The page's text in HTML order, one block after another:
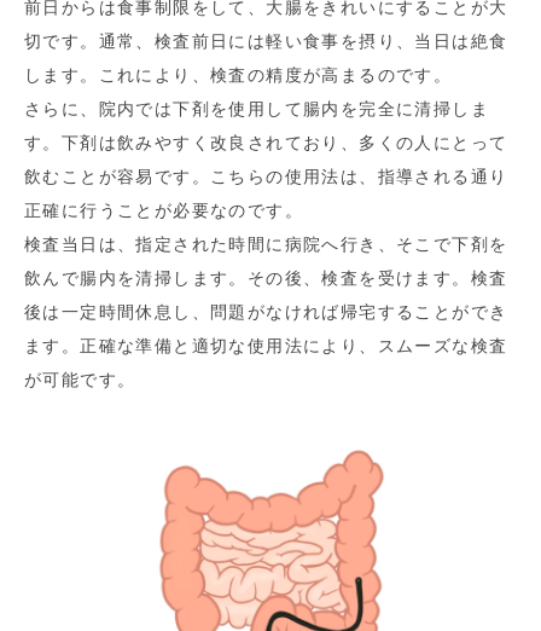
前日からは食事制限をして、大腸をきれいにすることが大
切です。通常、検査前日には軽い食事を摂り、当日は絶食
します。これにより、検査の精度が高まるのです。
さらに、院内では下剤を使用して腸内を完全に清掃しま
す。下剤は飲みやすく改良されており、多くの人にとって
飲むことが容易です。こちらの使用法は、指導される通り
正確に行うことが必要なのです。
検査当日は、指定された時間に病院へ行き、そこで下剤を
飲んで腸内を清掃します。その後、検査を受けます。検査
後は一定時間休息し、問題がなければ帰宅することができ
ます。正確な準備と適切な使用法により、スムーズな検査
が可能です。